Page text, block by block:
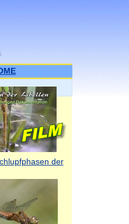
der